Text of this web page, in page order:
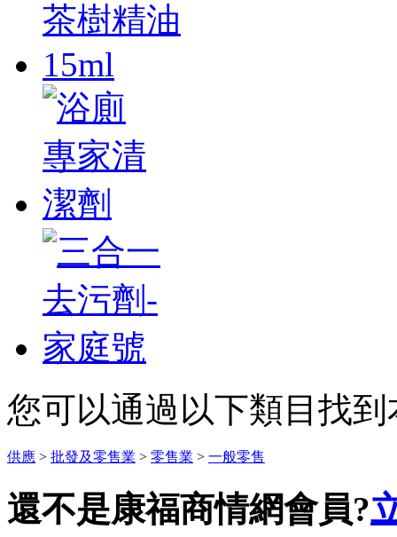
您可以通過以下類目找
供應 > 批發及零售業 > 零售業 > 一般零售
還不是康福商情網會員?